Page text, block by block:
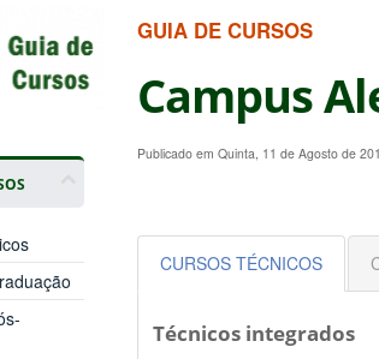
GUIA DE CURSOS
Campus
Publicado em Quinta, 11 de Agosto de
CURSOS TÉCNICOS
Técnicos integrados